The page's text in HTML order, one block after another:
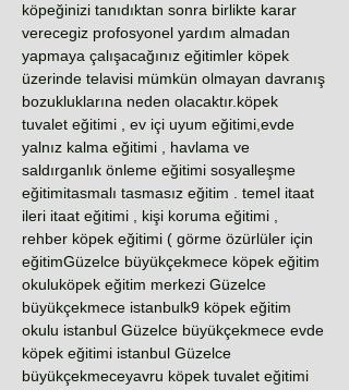
köpeğinizi tanıdıktan sonra birlikte karar
verecegiz profosyonel yardım almadan
yapmaya çalışacağınız eğitimler köpek
üzerinde telavisi mümkün olmayan davranış
bozukluklarına neden olacaktır.köpek
tuvalet eğitimi , ev içi uyum eğitimi,evde
yalnız kalma eğitimi , havlama ve
saldırganlık önleme eğitimi sosyalleşme
eğitimitasmalı tasmasız eğitim . temel itaat
ileri itaat eğitimi , kişi koruma eğitimi ,
rehber köpek eğitimi ( görme özürlüler için
eğitimGüzelce büyükçekmece köpek eğitim
okuluköpek eğitim merkezi Güzelce
büyükçekmece istanbulk9 köpek eğitim
okulu istanbul Güzelce büyükçekmece evde
köpek eğitimi istanbul Güzelce
büyükçekmeceyavru köpek tuvalet eğitimi